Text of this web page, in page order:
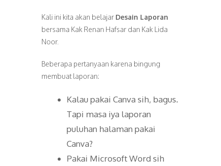
Kali ini kita akan belajar Desain Laporan
bersama Kak Renan Hafsar dan Kak Lida
Noor.
Beberapa pertanyaan karena bingung
membuat laporan:
Kalau pakai Canva sih, bagus.
Tapi masa iya laporan
puluhan halaman pakai
Canva?
Pakai Microsoft Word sih